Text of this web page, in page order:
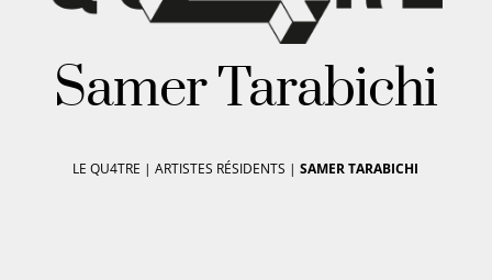
Samer Tarabichi
LE QU4TRE |ARTISTES RÉSIDENTS |SAMER TARABICHI